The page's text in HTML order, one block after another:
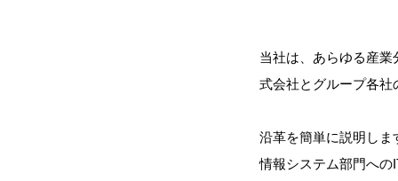
当社は、あらゆる産
式会社とグループ各社
沿革を簡単に説明しま
情報システム部門へ